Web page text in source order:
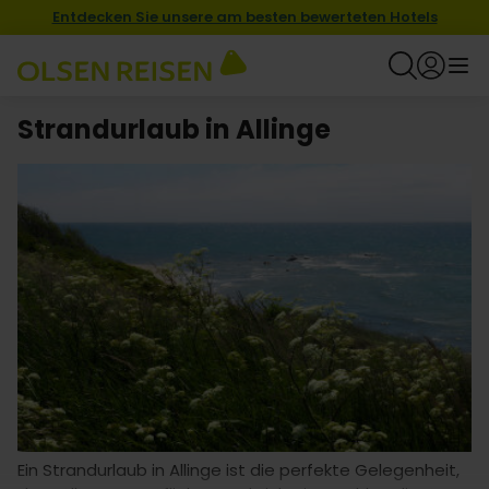
Entdecken Sie unsere am besten bewerteten Hotels
Strandurlaub in Allinge
Ein Strandurlaub in Allinge ist die perfekte Gelegenheit,